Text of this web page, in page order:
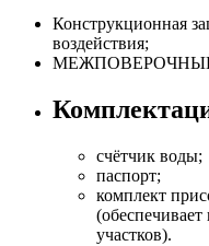
Конструкционная
воздействия;
счётчик воды;
паспорт;
комплект
участков).